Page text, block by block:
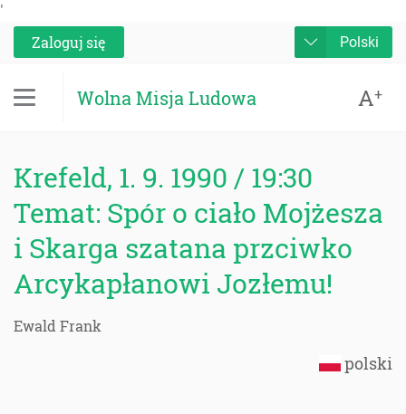
'
Zaloguj się
Polski
Wolna Misja Ludowa A+
Krefeld, 1. 9. 1990 / 19:30
Temat: Spór o ciało Mojżesza
i Skarga szatana przciwko
Arcykapłanowi Jozłemu!
Ewald Frank
polski